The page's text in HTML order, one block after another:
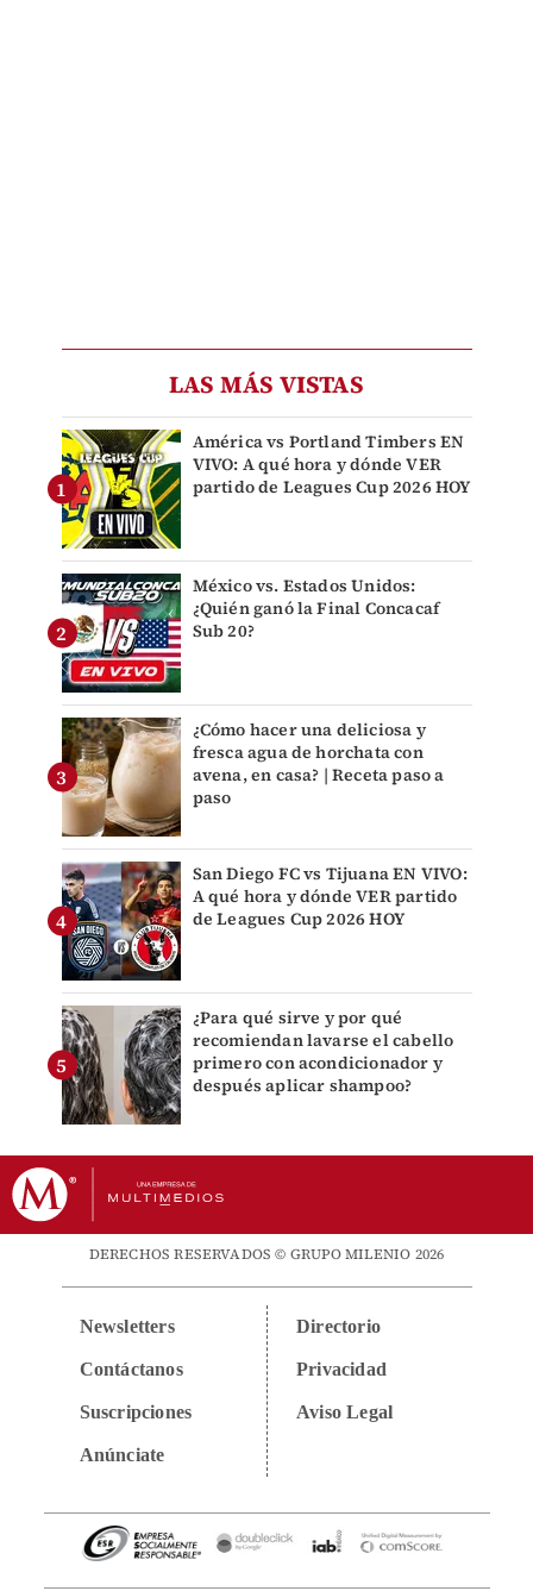
LAS MÁS VISTAS
América vs Portland Timbers EN
VIVO: A qué hora y dónde VER
partido de Leagues Cup 2026 HOY
México vs. Estados Unidos:
¿Quién ganó la Final Concacaf
Sub 20?
¿Cómo hacer una deliciosa y
fresca agua de horchata con
avena, en casa? | Receta paso a
paso
San Diego FC vs Tijuana EN VIVO:
A qué hora y dónde VER partido
de Leagues Cup 2026 HOY
¿Para qué sirve y por qué
recomiendan lavarse el cabello
primero con acondicionador y
después aplicar shampoo?
DERECHOS RESERVADOS © GRUPO MILENIO 2026
Newsletters
Contáctanos
Suscripciones
Anúnciate
Directorio
Privacidad
Aviso Legal